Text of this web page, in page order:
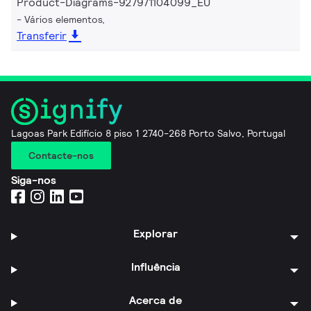
Vários elementos,
Transferir
Lagoas Park Edifício 8 piso 1 2740-268 Porto Salvo, Portugal
Contacte-nos
Siga-nos
Explorar
Influência
Acerca de